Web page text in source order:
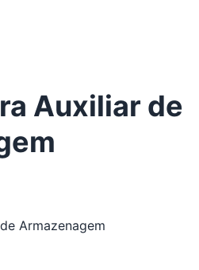
Auxiliar de
Armazenagem